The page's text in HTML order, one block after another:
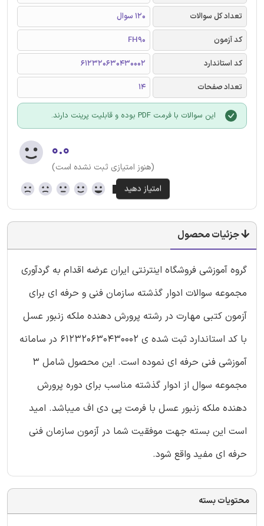
تعداد کل سوالات
120 سوال
کد آزمون
FH90
کد استاندارد
612320630430002
تعداد صفحات
14
این سوالات با فرمت PDF بوده و قابلیت پرینت دارند.
۰.۰
(هنوز امتیازی ثبت نشده است)
جزئیات محصول
گروه آموزشی فروشگاه اینترنتی ایران عرضه اقدام به گردآوری
مجموعه سوالات ادوار گذشته سازمان فنی و حرفه ای برای
آزمون کتبی مهارت در رشته پرورش دهنده ملکه زنبور عسل
با کد استاندارد ثبت شده ی 612320630430002 در سامانه
آموزشی فنی حرفه ای نموده است. این محصول شامل 3
مجموعه سوال از ادوار گذشته مناسب برای دوره پرورش
دهنده ملکه زنبور عسل با فرمت پی دی اف میباشد. امید
است این بسته جهت موفقیت شما در آزمون سازمان فنی
حرفه ای مفید واقع شود.
محتویات بسته